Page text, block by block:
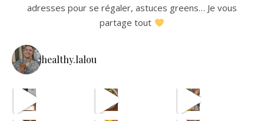
adresses pour se régaler, astuces greens… Je vous
partage tout
healthy.lalou